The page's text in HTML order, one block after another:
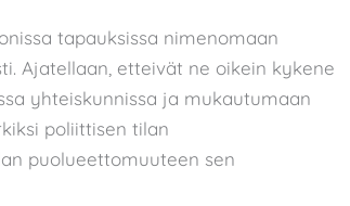
tapauksissa nimenomaan
Ajatellaan, etteivät ne oikein kykene
yhteiskunnissa ja mukautumaan
poliittisen tilan
puolueettomuuteen sen